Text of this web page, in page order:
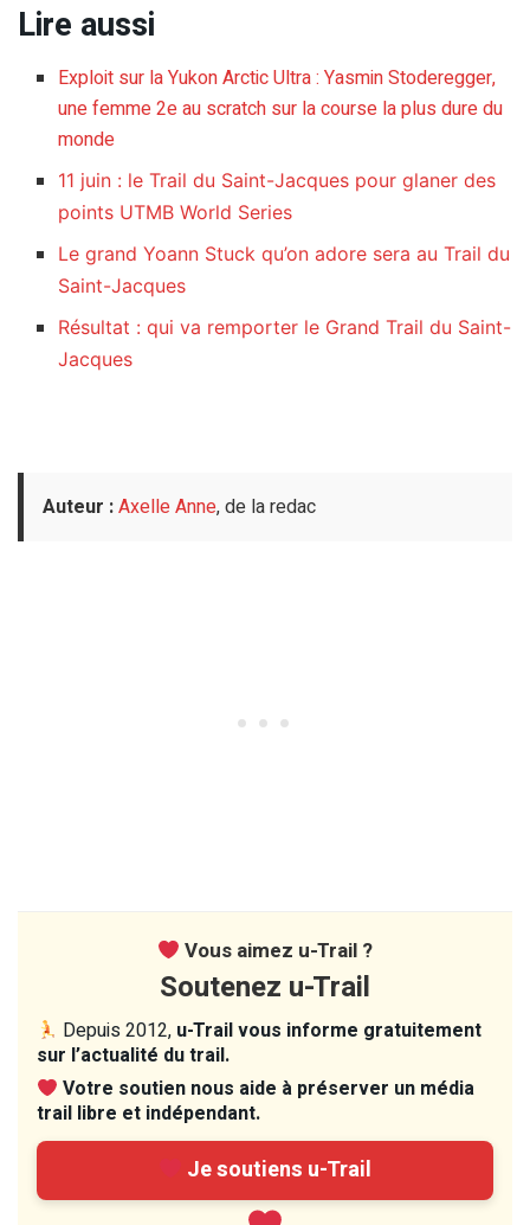
Lire aussi
Exploit sur la Yukon Arctic Ultra : Yasmin Stoderegger,
une femme 2e au scratch sur la course la plus dure du
monde
11 juin : le Trail du Saint-Jacques pour glaner des
points UTMB World Series
Le grand Yoann Stuck qu’on adore sera au Trail du
Saint-Jacques
Résultat : qui va remporter le Grand Trail du Saint-
Jacques
Auteur :Axelle Anne, de la redac
Vous aimez u-Trail ?
Soutenez u-Trail
Depuis 2012, u-Trail vous informe gratuitement
sur l’actualité du trail.
Votre soutien nous aide à préserver un média
trail libre et indépendant.
Je soutiens u-Trail